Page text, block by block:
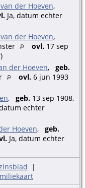
der Hoeven,
Ja, datum echter
der Hoeven,
ovl. 17 sep
der Hoeven, geb.
ovl. 6 jun 1993
, geb. 13 sep 1908,
datum echter
Hoeven, geb.
Ja, datum echter
|